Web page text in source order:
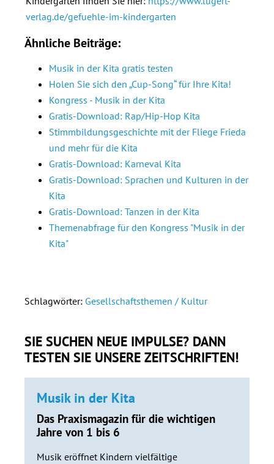
verlag.de/gefuehle-im-kindergarten
Ähnliche Beiträge:
Musik in der Kita gratis testen
Holen Sie sich den „Cup-Song“ für Ihre Kita!
Kongress - Musik in der Kita
Gratis-Download: Rap/Hip-Hop Kita
Stimmbildungsgeschichte mit der Fliege Frieda
und mehr für die Kita
Gratis-Download: Karneval Kita
Gratis-Download: Sprachen und Kulturen in der
Kita
Gratis-Download: Tanzen in der Kita
Themenabfrage für den Kongress "Musik in der
Kita"
Schlagwörter: Gesellschaftsthemen / Kultur
SIE SUCHEN NEUE IMPULSE? DANN
TESTEN SIE UNSERE ZEITSCHRIFTEN!
Musik in der Kita
Das Praxismagazin für die wichtigen
Jahre von 1 bis 6
Musik eröffnet Kindern vielfältige